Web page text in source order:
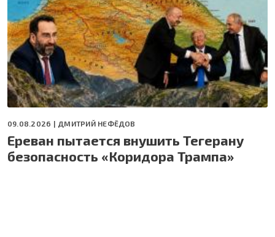
09.08.2026 | ДМИТРИЙ НЕФЁДОВ
Ереван пытается внушить Тегерану
безопасность «Коридора Трампа»